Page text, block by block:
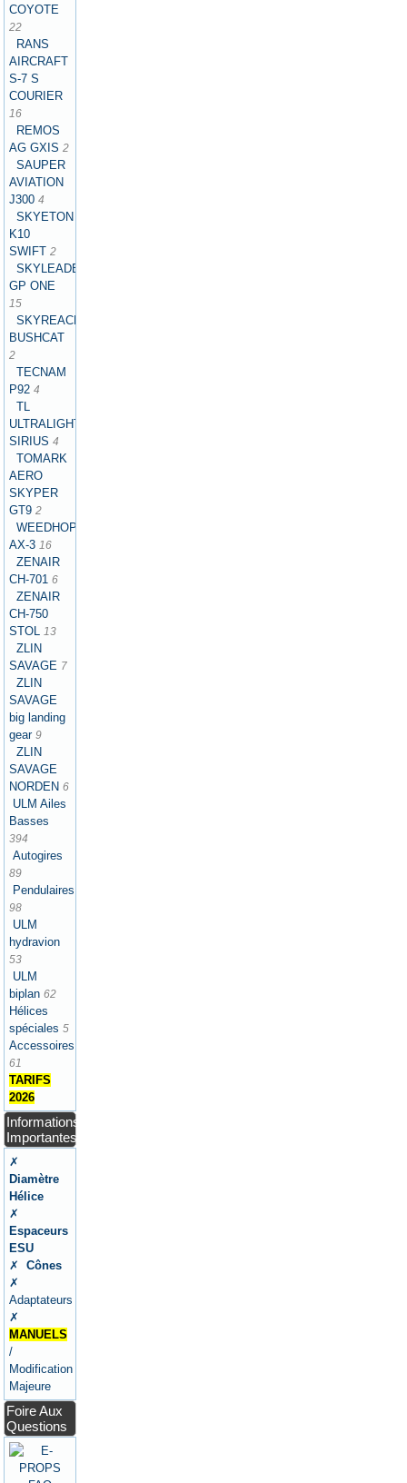
COYOTE
22
RANS
AIRCRAFT
S-7 S
COURIER
16
REMOS
AG GXIS 2
SAUPER
AVIATION
J300 4
SKYETON
K10
SWIFT 2
SKYLEADER
GP ONE
15
SKYREACH
BUSHCAT
2
TECNAM
P92 4
TL
ULTRALIGHT
SIRIUS 4
TOMARK
AERO
SKYPER
GT9 2
WEEDHOPPER
AX-3 16
ZENAIR
CH-701 6
ZENAIR
CH-750
STOL 13
ZLIN
SAVAGE 7
ZLIN
SAVAGE
big landing
gear 9
ZLIN
SAVAGE
NORDEN 6
ULM Ailes
Basses
394
Autogires
89
Pendulaires
98
ULM
hydravion
53
ULM
biplan 62
Hélices
spéciales 5
Accessoires
61
TARIFS
2026
Informations
Importantes
✗
Diamètre
Hélice
✗
Espaceurs
ESU
✗
Cônes
✗
Adaptateurs
✗
MANUELS
/
Modification
Majeure
Foire Aux
Questions